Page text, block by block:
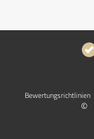
Bewertungs­richtlinien
©